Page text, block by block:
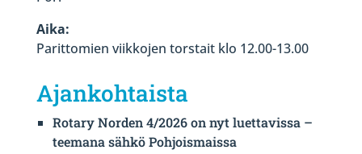
Aika:
Parittomien viikkojen torstait klo 12.00-13.00
Ajankohtaista
Rotary Norden 4/2026 on nyt luettavissa –
teemana sähkö Pohjoismaissa